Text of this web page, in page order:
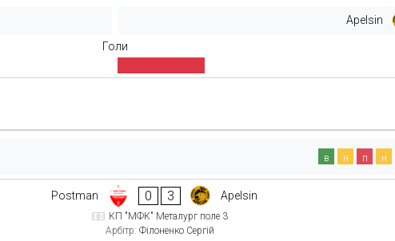
Apelsin
Голи
в н п н
Postman 0 3 Apelsin
КП "МФК" Металург поле 3
Арбітр: Філоненко Сергій